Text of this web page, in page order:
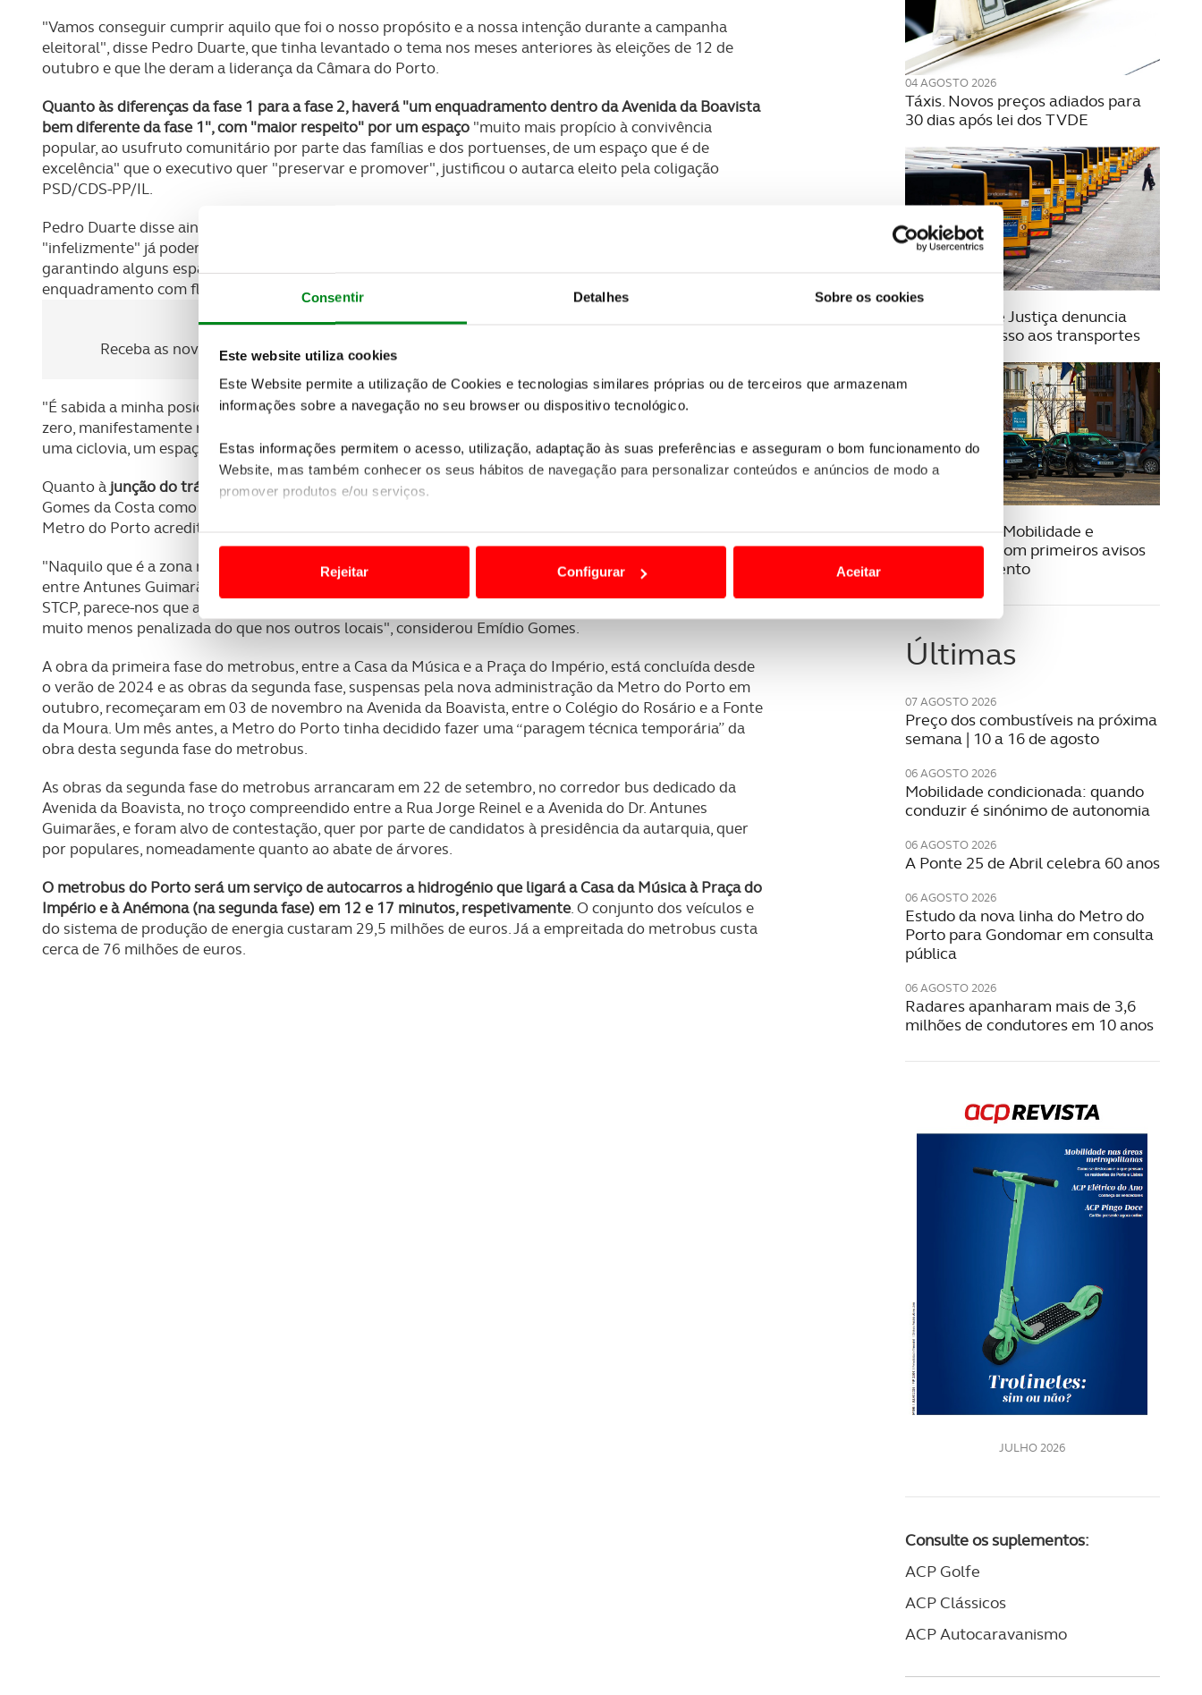
Consentir Detalhes Sobre os cookies
Este website utiliza cookies
Este Website permite a utilização de Cookies e tecnologias similares próprias ou de terceiros que armazenam
informações sobre a navegação no seu browser ou dispositivo tecnológico.
Estas informações permitem o acesso, utilização, adaptação às suas preferências e asseguram o bom funcionamento do
Website, mas também conhecer os seus hábitos de navegação para personalizar conteúdos e anúncios de modo a
promover produtos e/ou serviços.
Usamos cookies para melhorar a sua experiência digital, personalizar conteúdos e anúncios, para lhe proporcionar
funcionalidades de redes sociais, bem como para analisar dados de navegação no nosso website.
Adicionalmente partilhamos informação, relativa à sua utilização do nosso site de publicidade e de análise, com parceiros
e organizações na UE e em países terceiros.
O ACP garantirá que as transferências internacionais de dados pessoais serão realizadas apenas com o seu
consentimento e quando tal se afigure estritamente necessário no contexto dos serviços a prestar.
Realçamos que o bloqueio de certo tipo de Cookies e tecnologias similares pode ter impacto na sua experiência de
navegação no Website e nos serviços disponibilizados.
Consulte a política de cookies do site.
Rejeitar Configurar Aceitar
"Vamos conseguir cumprir aquilo que foi o nosso propósito e a nossa intenção durante a campanha
eleitoral", disse Pedro Duarte, que tinha levantado o tema nos meses anteriores às eleições de 12 de
outubro e que lhe deram a liderança da Câmara do Porto.
Quanto às diferenças da fase 1 para a fase 2, haverá "um enquadramento dentro da Avenida da Boavista
bem diferente da fase 1", com "maior respeito" por um espaço "muito mais propício à convivência
popular, ao usufruto comunitário por parte das famílias e dos portuenses, de um espaço que é de
excelência" que o executivo quer "preservar e promover", justificou o autarca eleito pela coligação
PSD/CDS-PP/IL.
Pedro Duarte disse ainda que, relativamente à fase 1 que entrará em operação em fevereiro,
"infelizmente" já poderá fazer "pouco", mas disse que haverá "um novo enquadramento paisagístico,
garantindo alguns espaços verdes, garantindo, naquilo que é viável, até a nível dos passeios, um outro
enquadramento com floreiras, com outro tipo de espaço verde".
Newsletter Revista
Receba as novidades do mundo automóvel e do universo ACP.
"É sabida a minha posição e do executivo camarário: nós se estivéssemos numa circunstância de ponto
zero, manifestamente não teríamos optado por esta solução, precisamente para podermos privilegiar
uma ciclovia, um espaço diferente para a utilização dos portuenses", disse sobre a fase 1.
Quanto à junção do tráfego entre o metrobus e os automóveis
Gomes da Costa como na segunda fase entre Antunes Guimarães e o Castelo do Queijo, o presidente da
Metro do Porto acredita que a eficiência do novo sistema de transportes não será perdida.
"Naquilo que é a zona menos crítica que todos conhecemos em termos de circulação viária, que é o troço
entre Antunes Guimarães e a rotunda do Castelo do Queijo, e também com a anuência e o acordo da
STCP, parece-nos que a operação ali entre Antunes Guimarães e o Castelo do Queijo em via partilhada é
muito menos penalizada do que nos outros locais", considerou Emídio Gomes.
A obra da primeira fase do metrobus, entre a Casa da Música e a Praça do Império, está concluída desde
o verão de 2024 e as obras da segunda fase, suspensas pela nova administração da Metro do Porto em
outubro, recomeçaram em 03 de novembro na Avenida da Boavista, entre o Colégio do Rosário e a Fonte
da Moura. Um mês antes, a Metro do Porto tinha decidido fazer uma “paragem técnica temporária” da
obra desta segunda fase do metrobus.
As obras da segunda fase do metrobus arrancaram em 22 de setembro, no corredor bus dedicado da
Avenida da Boavista, no troço compreendido entre a Rua Jorge Reinel e a Avenida do Dr. Antunes
Guimarães, e foram alvo de contestação, quer por parte de candidatos à presidência da autarquia, quer
por populares, nomeadamente quanto ao abate de árvores.
O metrobus do Porto será um serviço de autocarros a hidrogénio que ligará a Casa da Música à Praça do
Império e à Anémona (na segunda fase) em 12 e 17 minutos, respetivamente. O conjunto dos veículos e
do sistema de produção de energia custaram 29,5 milhões de euros. Já a empreitada do metrobus custa
cerca de 76 milhões de euros.
04 AGOSTO 2026
Táxis. Novos preços adiados para
30 dias após lei dos TVDE
04 AGOSTO 2026
Provedoria de Justiça denuncia
falhas no acesso aos transportes
Fundo para a Mobilidade e
Transportes com primeiros avisos
de financiamento
Últimas
07 AGOSTO 2026
Preço dos combustíveis na próxima
semana | 10 a 16 de agosto
06 AGOSTO 2026
Mobilidade condicionada: quando
conduzir é sinónimo de autonomia
06 AGOSTO 2026
A Ponte 25 de Abril celebra 60 anos
06 AGOSTO 2026
Estudo da nova linha do Metro do
Porto para Gondomar em consulta
pública
06 AGOSTO 2026
Radares apanharam mais de 3,6
milhões de condutores em 10 anos
JULHO 2026
Consulte os suplementos:
ACP Golfe
ACP Clássicos
ACP Autocaravanismo